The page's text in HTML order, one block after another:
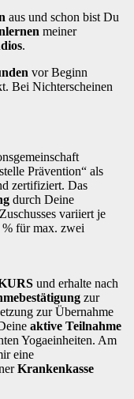
aus und schon bist Du
meiner
.
vor Beginn
Bei Nichterscheinen
Prävention“ als
zertifiziert. Das
durch Deine
variiert je
% für max. zwei
und erhalte nach
zur
zur Übernahme
aktive Teilnahme
Yogaeinheiten. Am
eine
Krankenkasse